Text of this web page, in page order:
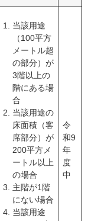
当該用途
（100平方
メートル超
の部分）が
3階以上の
階にある場
合
当該用途の
床面積（客
席部分）が
200平方メ
ートル以上
の場合
主階が1階
にない場合
当該用途
令
和9
年
度
中